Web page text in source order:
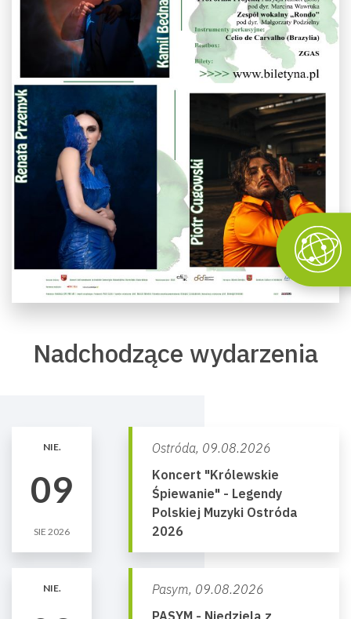
Nadchodzące wydarzenia
NIE.
09
SIE 2026
Ostróda, 09.08.2026
Koncert "Królewskie
Śpiewanie" - Legendy
Polskiej Muzyki Ostróda
2026
NIE. Pasym, 09.08.2026